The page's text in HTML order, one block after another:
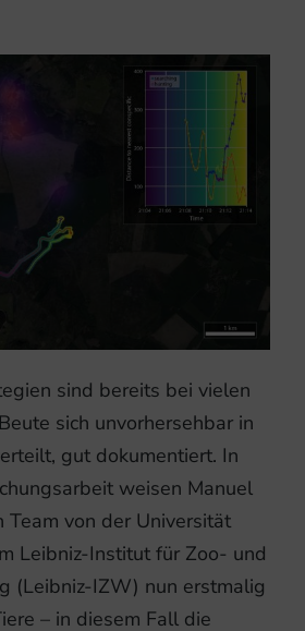
sind bereits bei vielen
sich unvorhersehbar in
gut dokumentiert. In
weisen Manuel
Team von der Universität
Leibniz-Institut für Zoo- und
(Leibniz-IZW) nun erstmalig
– in diesem Fall die